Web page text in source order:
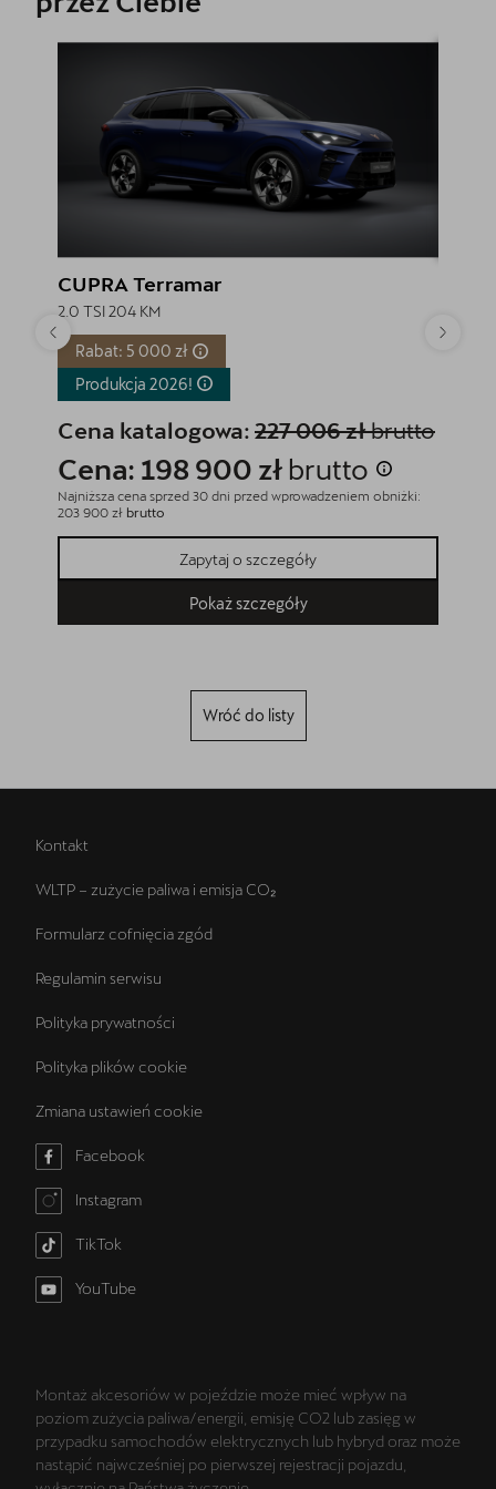
CUPRA Terramar
2.0 TSI 204 KM
Rabat: 5 000 zł
Produkcja 2026!
Cena katalogowa: 227 006 złbrutto
Cena: 198 900 zł brutto
Najniższa cena sprzed 30 dni przed wprowadzeniem obniżki:
203 900 zł brutto
Zapytaj o szczegóły
Pokaż szczegóły
Wróć do listy
Kontakt
WLTP – zużycie paliwa i emisja CO₂
Formularz cofnięcia zgód
Regulamin serwisu
Polityka prywatności
Polityka plików cookie
Zmiana ustawień cookie
Facebook
Instagram
TikTok
YouTube
Montaż akcesoriów w pojeździe może mieć wpływ na
poziom zużycia paliwa/energii, emisję CO2 lub zasięg w
przypadku samochodów elektrycznych lub hybryd oraz może
nastąpić najwcześniej po pierwszej rejestracji pojazdu,